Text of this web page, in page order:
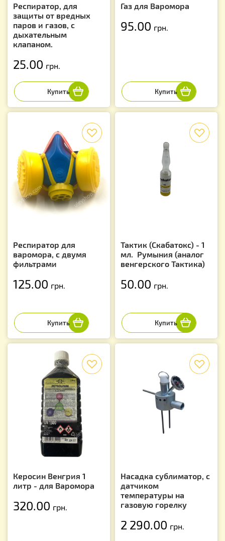
Респиратор, для
защиты от вредных
паров и газов, с
дыхательным
клапаном.
25.00 грн.
Газ для Варомора
95.00 грн.
Респиратор для
варомора, с двумя
фильтрами
125.00 грн.
Тактик (Скабатокс) - 1
мл. Румыния (аналог
венгерского Тактика)
50.00 грн.
Керосин Венгрия 1
литр - для Варомора
320.00 грн.
Насадка сублиматор, с
датчиком
температуры на
газовую горелку
2 290.00 грн.